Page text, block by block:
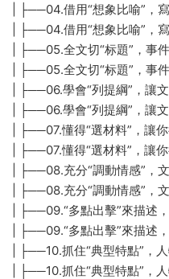
| ├──04.借用“想象比喻”，
| ├──04.借用“想象比喻”，
| ├──05.全文切“标題”，事
| ├──05.全文切“标題”，事
| ├──06.學會“列提綱”，讓
| ├──06.學會“列提綱”，讓
| ├──07.懂得“選材料”，讓
| ├──07.懂得“選材料”，讓
| ├──08.充分“調動情感”，
| ├──08.充分“調動情感”，
| ├──09.“多點出擊”來描述
| ├──09.“多點出擊”來描述
| ├──10.抓住“典型特點”，
| ├──10.抓住“典型特點”，